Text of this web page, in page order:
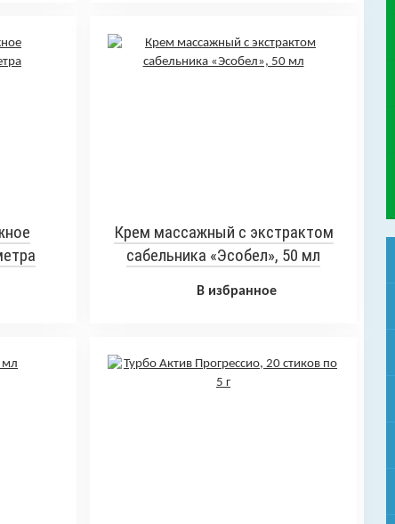
Крем массажный с экстрактом
сабельника «Эсобел», 50 мл
В избранное